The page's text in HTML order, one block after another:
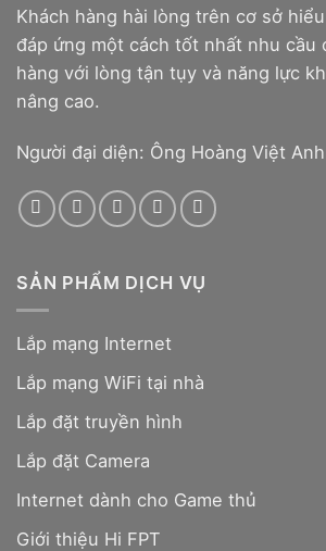
Khách hàng hài lòng trên cơ sở
đáp ứng một cách tốt nhất nhu cầu
hàng với lòng tận tụy và năng lực
nâng cao.
Người đại diện: Ông Hoàng Việt Anh
SẢN PHẨM DỊCH VỤ
Lắp mạng Internet
Lắp mạng WiFi tại nhà
Lắp đặt truyền hình
Lắp đặt Camera
Internet dành cho Game thủ
Giới thiệu Hi FPT